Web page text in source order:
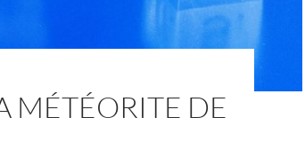
MÉTÉORITE DE